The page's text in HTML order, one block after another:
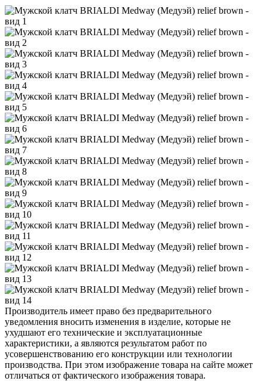
Производитель имеет право без предварительного
уведомления вносить изменения в изделие, которые не
ухудшают его технические и эксплуатационные
характеристики, а являются результатом работ по
усовершенствованию его конструкции или технологии
производства. При этом изображение товара на сайте может
отличаться от фактического изображения товара.